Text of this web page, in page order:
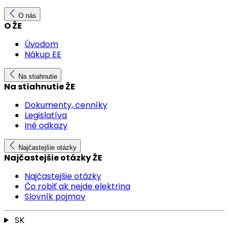
O nás
O ŽE
Úvodom
Nákup EE
Na stiahnutie
Na stiahnutie ŽE
Dokumenty, cenníky
Legislatíva
Iné odkazy
Najčastejšie otázky
Najčastejšie otázky ŽE
Najčastejšie otázky
Čo robiť ak nejde elektrina
Slovník pojmov
SK